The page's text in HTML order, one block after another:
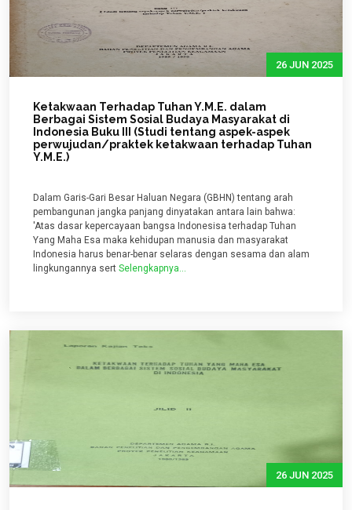
26 JUN 2025
Ketakwaan Terhadap Tuhan Y.M.E. dalam
Berbagai Sistem Sosial Budaya Masyarakat di
Indonesia Buku III (Studi tentang aspek-aspek
perwujudan/praktek ketakwaan terhadap Tuhan
Y.M.E.)
Dalam Garis-Gari Besar Haluan Negara (GBHN) tentang arah
pembangunan jangka panjang dinyatakan antara lain bahwa:
'Atas dasar kepercayaan bangsa Indonesisa terhadap Tuhan
Yang Maha Esa maka kehidupan manusia dan masyarakat
Indonesia harus benar-benar selaras dengan sesama dan alam
lingkungannya sert Selengkapnya...
26 JUN 2025